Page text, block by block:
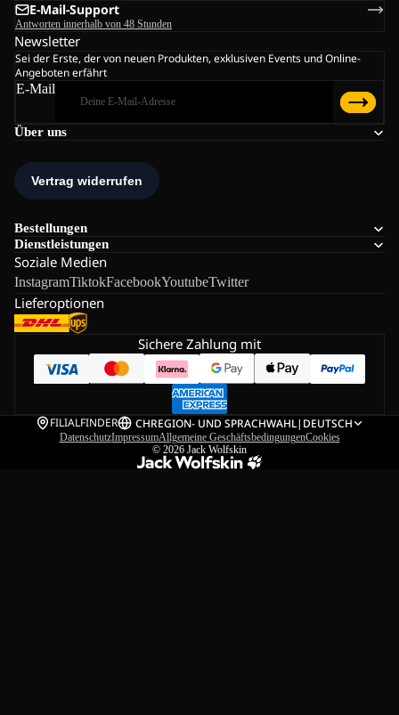
Über uns
Bestellungen
Dienstleistungen
Soziale Medien
InstagramTiktokFacebookYoutubeTwitter
Lieferoptionen
E-Mail-Support
Antworten innerhalb von 48 Stunden
Newsletter
Sei der Erste, der von neuen Produkten, exklusiven Events und Online-
Angeboten erfährt
E-Mail
Sichere Zahlung mit
FILIALFINDER CHREGION- UND SPRACHWAHL| DEUTSCH
DatenschutzImpressumAllgemeine GeschäftsbedingungenCookies
© 2026 Jack Wolfskin